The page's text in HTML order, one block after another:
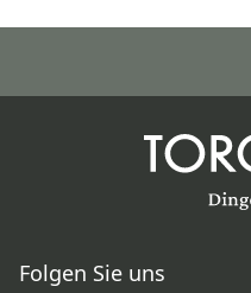
Folgen Sie uns